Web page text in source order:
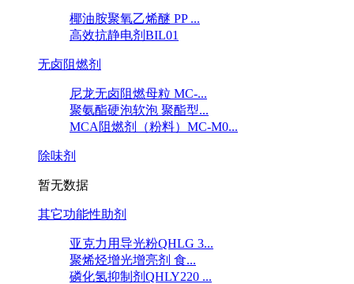
椰油胺聚氧乙烯醚 PP ...
高效抗静电剂BIL01
无卤阻燃剂
尼龙无卤阻燃母粒 MC-...
聚氨酯硬泡软泡 聚酯型...
MCA阻燃剂（粉料）MC-M0...
除味剂
暂无数据
其它功能性助剂
亚克力用导光粉QHLG 3...
聚烯烃增光增亮剂 食...
磷化氢抑制剂QHLY220 ...